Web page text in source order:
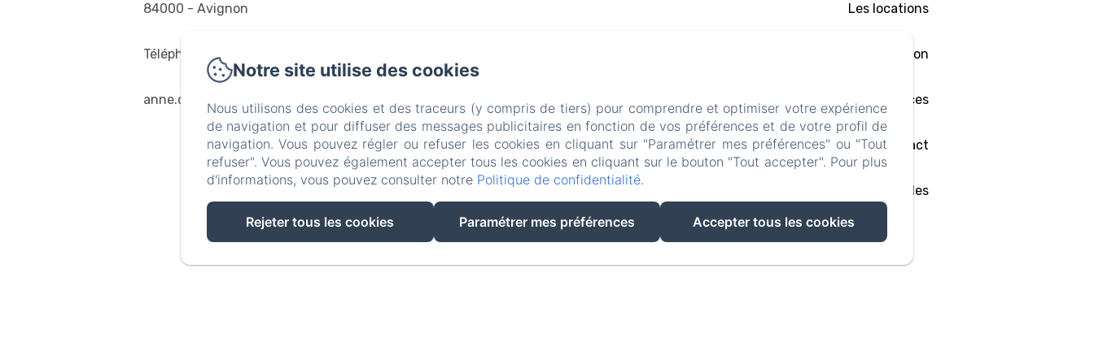
84000 - Avignon
Téléphone: 0632393776
anne.de.la.maison.blanche@gmail.com
Créé par Amenitiz
Les locations
Avignon
Services
Contact
Mentions légales
Notre site utilise des cookies
Nous utilisons des cookies et des traceurs (y compris de tiers) pour comprendre et optimiser votre expérience
de navigation et pour diffuser des messages publicitaires en fonction de vos préférences et de votre profil de
navigation. Vous pouvez régler ou refuser les cookies en cliquant sur "Paramétrer mes préférences" ou "Tout
refuser". Vous pouvez également accepter tous les cookies en cliquant sur le bouton "Tout accepter". Pour plus
d'informations, vous pouvez consulter notre Politique de confidentialité.
Rejeter tous les cookies Paramétrer mes préférences Accepter tous les cookies